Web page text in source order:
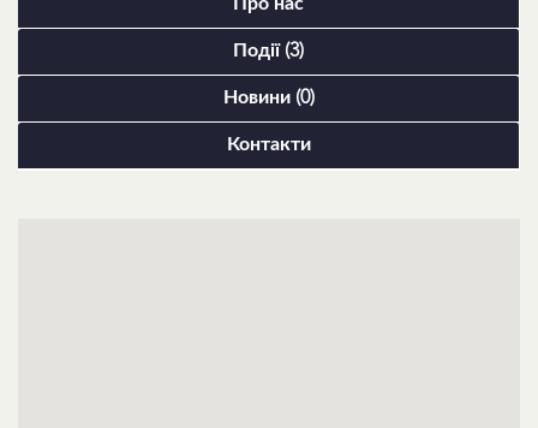
Про нас
Події (3)
Новини (0)
Контакти